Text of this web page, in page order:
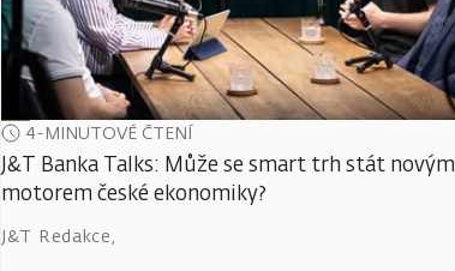
4-MINUTOVÉ ČTENÍ
J&T Banka Talks: Může se smart trh stát novým
motorem české ekonomiky?
J&T Redakce,